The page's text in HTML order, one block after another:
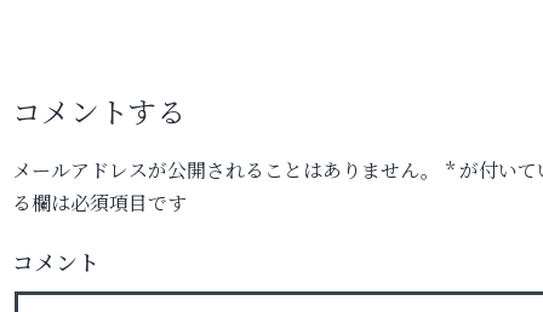
コメントする
メールアドレスが公開されることはありません。 *が付いて
る欄は必須項目です
コメント